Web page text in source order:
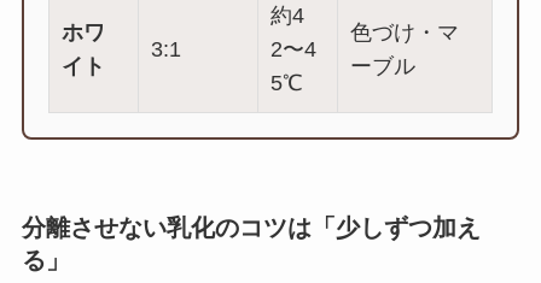
ホワ
イト
3:1
約4
2〜4
5℃
色づけ・マ
ーブル
分離させない乳化のコツは「少しずつ加え
る」